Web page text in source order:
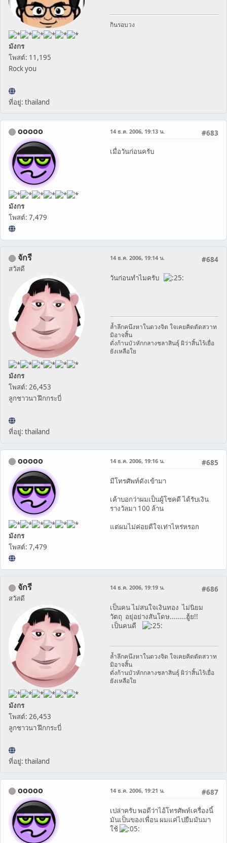
มังกร
โพสต์: 11,195
Rock you
ที่อยู่: thailand
กินรอบวง
ooooo
มังกร
โพสต์: 7,479
#683
14 ธ.ค. 2006, 19:13 น.
เมื่อวันก่อนครับ
จักรี
สวัสดี
มังกร
โพสต์: 26,453
ลูกชาวนา ฝึกกระบี่
ที่อยู่: thailand
#684
14 ธ.ค. 2006, 19:14 น.
วันก่อนทำไมครับ
ล้ำลึกคนึงหาในดวงจิต ใจเคยคิดตัดสวาท
มิอาจสิ้น
ดั่งก้านบัวหักกลางชลาสินธุ์ ผิว่าสิ้นไร้เยื่อ
ยังเหลือใย
ooooo
มังกร
โพสต์: 7,479
#685
14 ธ.ค. 2006, 19:16 น.
มีโทรศัพท์ดังเข้ามา
เค้าบอกว่าผมเป็นผู้โชคดี ได้รับเงิน
รางวัลมา 100 ล้าน
แต่ผมไม่ค่อยดีใจเท่าไหร่หรอก
จักรี
สวัสดี
มังกร
โพสต์: 26,453
ลูกชาวนา ฝึกกระบี่
ที่อยู่: thailand
#686
14 ธ.ค. 2006, 19:19 น.
เป็นคน ไม่สนใจเงินทอง ไม่นิยม
วัตถุ อยุ่อย่างสันโดษ........ฮู้ย!!
เป็นคนดี
ล้ำลึกคนึงหาในดวงจิต ใจเคยคิดตัดสวาท
มิอาจสิ้น
ดั่งก้านบัวหักกลางชลาสินธุ์ ผิว่าสิ้นไร้เยื่อ
ยังเหลือใย
ooooo #687
14 ธ.ค. 2006, 19:21 น.
เปล่าครับ พอดีว่าไอ้โทรศัพท์เครื่องนี้
มันเป็นของเพื่อน ผมแค่ไปยืมมันมา
ใช้